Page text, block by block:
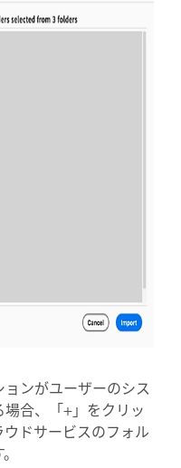
ンがユーザーのシス
合、「+」をクリッ
ウドサービスのフォル